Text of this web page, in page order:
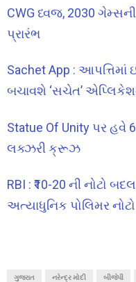
CWG ધ્વજ, 2030
પ્રારંભ
Sachet App : આપત્તિમાં
બચાવશે ‘સચેત’
Statue Of Unity પર હવે
લક્ઝરી ક્રૂઝ
RBI : ₹10-20 ની નોટો
અત્યાધુનિક પોલિમર નોટો
ગુજરાત નરેન્દ્ર મોદી બીજેપી